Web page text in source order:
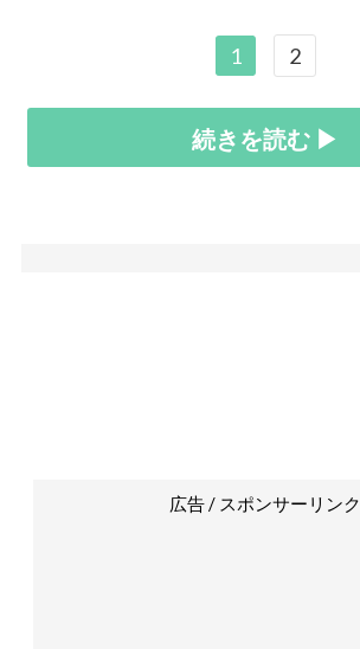
1 2
続きを読む ▶
広告 / スポンサーリンク